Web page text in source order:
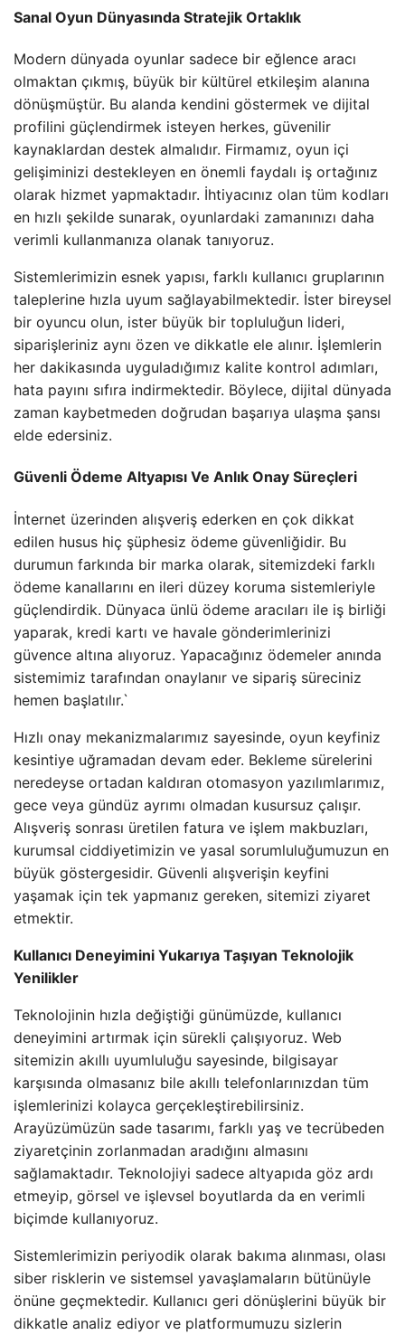
Sanal Oyun Dünyasında Stratejik Ortaklık
Modern dünyada oyunlar sadece bir eğlence aracı
olmaktan çıkmış, büyük bir kültürel etkileşim alanına
dönüşmüştür. Bu alanda kendini göstermek ve dijital
profilini güçlendirmek isteyen herkes, güvenilir
kaynaklardan destek almalıdır. Firmamız, oyun içi
gelişiminizi destekleyen en önemli faydalı iş ortağınız
olarak hizmet yapmaktadır. İhtiyacınız olan tüm kodları
en hızlı şekilde sunarak, oyunlardaki zamanınızı daha
verimli kullanmanıza olanak tanıyoruz.
Sistemlerimizin esnek yapısı, farklı kullanıcı gruplarının
taleplerine hızla uyum sağlayabilmektedir. İster bireysel
bir oyuncu olun, ister büyük bir topluluğun lideri,
siparişleriniz aynı özen ve dikkatle ele alınır. İşlemlerin
her dakikasında uyguladığımız kalite kontrol adımları,
hata payını sıfıra indirmektedir. Böylece, dijital dünyada
zaman kaybetmeden doğrudan başarıya ulaşma şansı
elde edersiniz.
Güvenli Ödeme Altyapısı Ve Anlık Onay Süreçleri
İnternet üzerinden alışveriş ederken en çok dikkat
edilen husus hiç şüphesiz ödeme güvenliğidir. Bu
durumun farkında bir marka olarak, sitemizdeki farklı
ödeme kanallarını en ileri düzey koruma sistemleriyle
güçlendirdik. Dünyaca ünlü ödeme aracıları ile iş birliği
yaparak, kredi kartı ve havale gönderimlerinizi
güvence altına alıyoruz. Yapacağınız ödemeler anında
sistemimiz tarafından onaylanır ve sipariş süreciniz
hemen başlatılır.`
Hızlı onay mekanizmalarımız sayesinde, oyun keyfiniz
kesintiye uğramadan devam eder. Bekleme sürelerini
neredeyse ortadan kaldıran otomasyon yazılımlarımız,
gece veya gündüz ayrımı olmadan kusursuz çalışır.
Alışveriş sonrası üretilen fatura ve işlem makbuzları,
kurumsal ciddiyetimizin ve yasal sorumluluğumuzun en
büyük göstergesidir. Güvenli alışverişin keyfini
yaşamak için tek yapmanız gereken, sitemizi ziyaret
etmektir.
Kullanıcı Deneyimini Yukarıya Taşıyan Teknolojik
Yenilikler
Teknolojinin hızla değiştiği günümüzde, kullanıcı
deneyimini artırmak için sürekli çalışıyoruz. Web
sitemizin akıllı uyumluluğu sayesinde, bilgisayar
karşısında olmasanız bile akıllı telefonlarınızdan tüm
işlemlerinizi kolayca gerçekleştirebilirsiniz.
Arayüzümüzün sade tasarımı, farklı yaş ve tecrübeden
ziyaretçinin zorlanmadan aradığını almasını
sağlamaktadır. Teknolojiyi sadece altyapıda göz ardı
etmeyip, görsel ve işlevsel boyutlarda da en verimli
biçimde kullanıyoruz.
Sistemlerimizin periyodik olarak bakıma alınması, olası
siber risklerin ve sistemsel yavaşlamaların bütünüyle
önüne geçmektedir. Kullanıcı geri dönüşlerini büyük bir
dikkatle analiz ediyor ve platformumuzu sizlerin